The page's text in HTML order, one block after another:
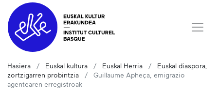
Hasiera Euskal kultura Euskal Herria
Euskal diaspora,
zortzigarren probintzia
Guillaume Apheça, emigrazio
agentearen erregistroak